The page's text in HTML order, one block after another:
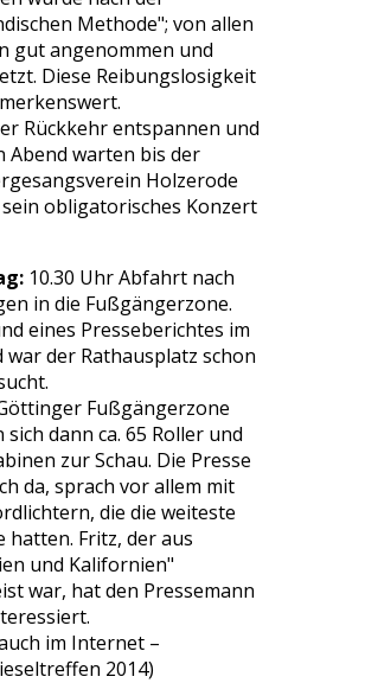
Methode"; von allen
gut angenommen und
Diese Reibungslosigkeit
Rückkehr entspannen und
Abend warten bis der
Holzerode
obligatorisches Konzert
10.30 Uhr Abfahrt nach
in die Fußgängerzone.
eines Presseberichtes im
war der Rathausplatz schon
Fußgängerzone
dann ca. 65 Roller und
zur Schau. Die Presse
da, sprach vor allem mit
die die weiteste
hatten. Fritz, der aus
und Kalifornien"
war, hat den Pressemann
im Internet –
2014)